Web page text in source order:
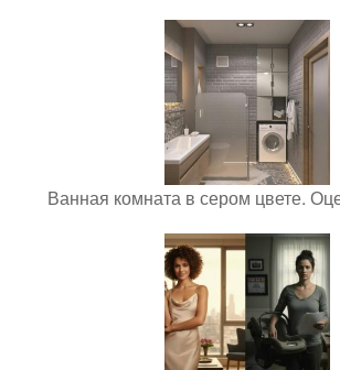
Ванная комната в сером цвете.